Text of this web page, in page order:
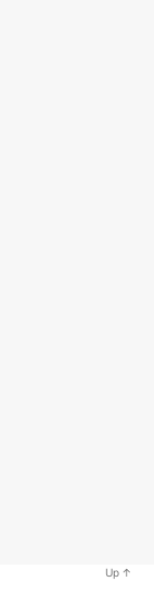
Up ↑